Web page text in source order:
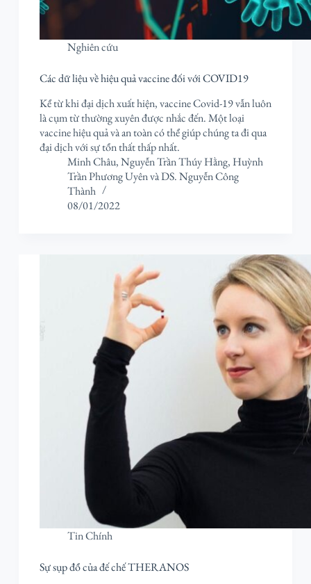
Nghiên cứu
Các dữ liệu về hiệu quả vaccine đối với COVID19
Kể từ khi đại dịch xuất hiện, vaccine Covid-19 vẫn luôn
là cụm từ thường xuyên được nhắc đến. Một loại
vaccine hiệu quả và an toàn có thể giúp chúng ta đi qua
đại dịch với sự tổn thất thấp nhất.
Minh Châu,Nguyễn Trần Thúy Hằng, Huỳnh
Trần Phương UyênvàDS. Nguyễn Công
Thành
08/01/2022
Tin Chính
Sự sụp đổ của đế chế THERANOS